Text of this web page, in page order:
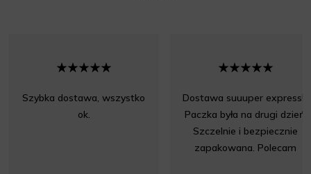
Szybka dostawa, wszystko
ok.
Dostawa suuuper express!!!
Paczka była na drugi dzień.
Szczelnie i bezpiecznie
zapakowana. Polecam